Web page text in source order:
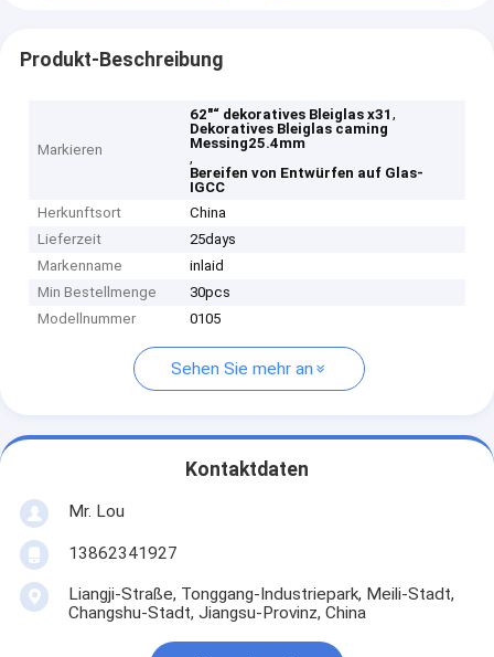
Produkt-Beschreibung
Markieren
62"“ dekoratives Bleiglas x31,
Dekoratives Bleiglas caming
Messing25.4mm
,
Bereifen von Entwürfen auf Glas-
IGCC
Herkunftsort
China
Lieferzeit
25days
Markenname
inlaid
Min Bestellmenge
30pcs
Modellnummer
0105
Sehen Sie mehr an
Kontaktdaten
Mr. Lou
13862341927
Liangji-Straße, Tonggang-Industriepark, Meili-Stadt,
Changshu-Stadt, Jiangsu-Provinz, China